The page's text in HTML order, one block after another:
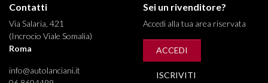
Contatti
Via Salaria, 421
(Incrocio Viale Somalia)
Roma
info@autolanciani.it
Sei un rivenditore?
Accedi alla tua area riservata
ACCEDI
ISCRIVITI